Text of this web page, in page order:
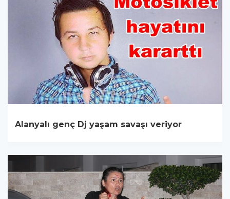
Alanyalı genç Dj yaşam savaşı veriyor